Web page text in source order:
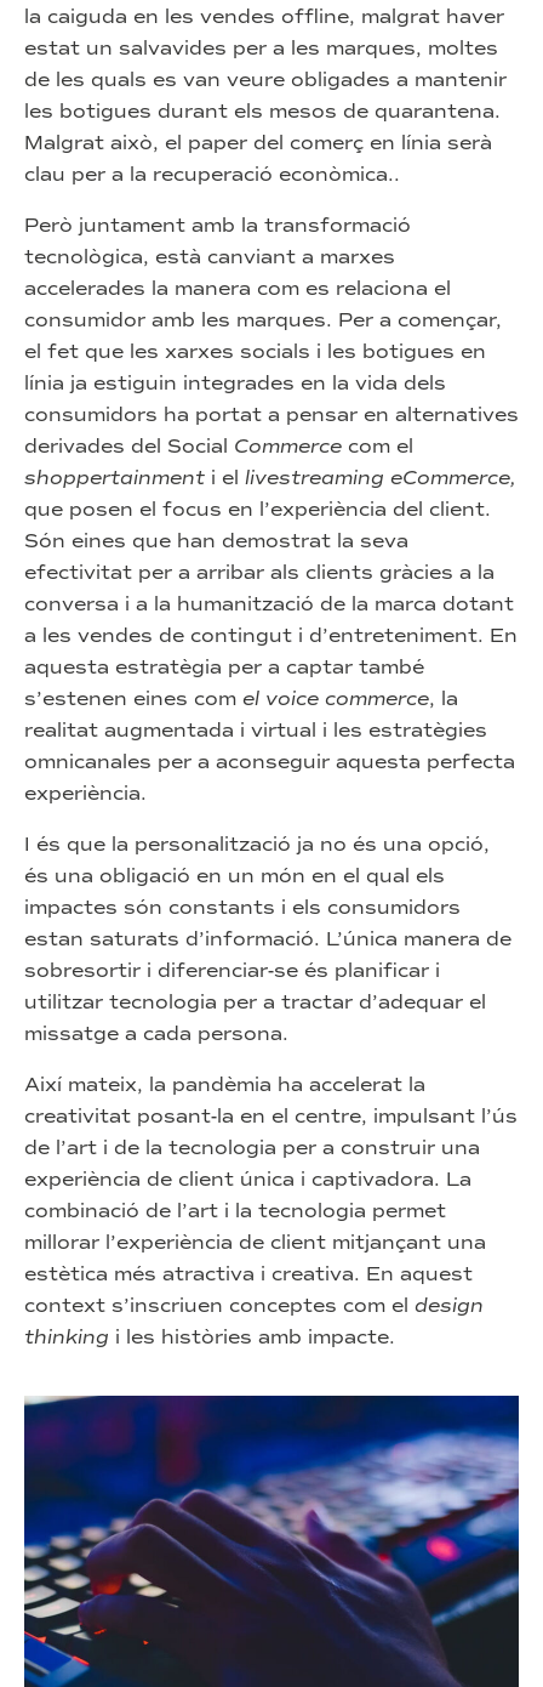
la caiguda en les vendes offline, malgrat haver
estat un salvavides per a les marques, moltes
de les quals es van veure obligades a mantenir
les botigues durant els mesos de quarantena.
Malgrat això, el paper del comerç en línia serà
clau per a la recuperació econòmica..
Però juntament amb la transformació
tecnològica, està canviant a marxes
accelerades la manera com es relaciona el
consumidor amb les marques. Per a començar,
el fet que les xarxes socials i les botigues en
línia ja estiguin integrades en la vida dels
consumidors ha portat a pensar en alternatives
derivades del Social Commerce com el
shoppertainment i el livestreaming eCommerce,
que posen el focus en l’experiència del client.
Són eines que han demostrat la seva
efectivitat per a arribar als clients gràcies a la
conversa i a la humanització de la marca dotant
a les vendes de contingut i d’entreteniment. En
aquesta estratègia per a captar també
s’estenen eines com el voice commerce, la
realitat augmentada i virtual i les estratègies
omnicanales per a aconseguir aquesta perfecta
experiència.
I és que la personalització ja no és una opció,
és una obligació en un món en el qual els
impactes són constants i els consumidors
estan saturats d’informació. L’única manera de
sobresortir i diferenciar-se és planificar i
utilitzar tecnologia per a tractar d’adequar el
missatge a cada persona.
Així mateix, la pandèmia ha accelerat la
creativitat posant-la en el centre, impulsant l’ús
de l’art i de la tecnologia per a construir una
experiència de client única i captivadora. La
combinació de l’art i la tecnologia permet
millorar l’experiència de client mitjançant una
estètica més atractiva i creativa. En aquest
context s’inscriuen conceptes com el design
thinking i les històries amb impacte.